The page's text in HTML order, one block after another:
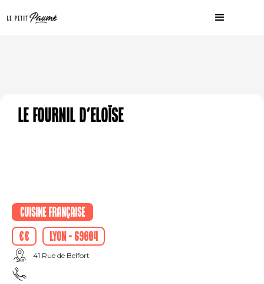
Le fournil d'Eloïse
Cuisine française
€€
Lyon - 69004
41 Rue de Belfort